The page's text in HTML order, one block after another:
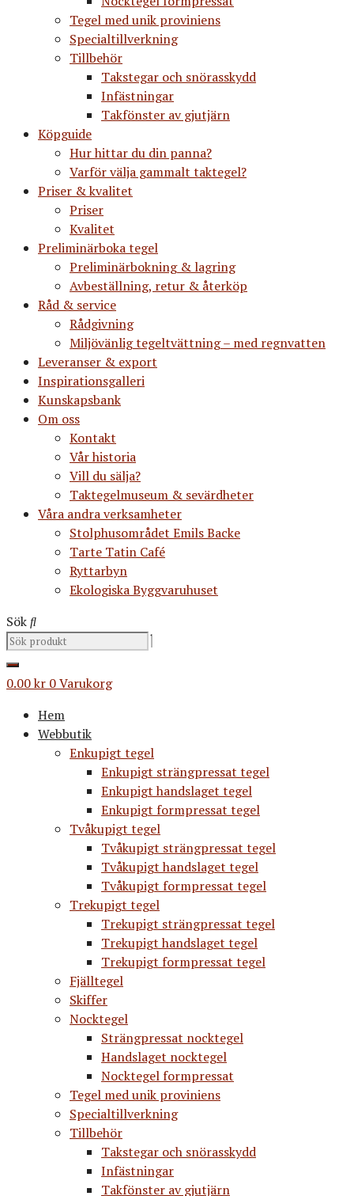
Tegel med unik proviniens
Specialtillverkning
Tillbehör
Takstegar och snörasskydd
Infästningar
Takfönster av gjutjärn
Köpguide
Hur hittar du din panna?
Varför välja gammalt taktegel?
Priser & kvalitet
Priser
Kvalitet
Preliminärboka tegel
Preliminärbokning & lagring
Avbeställning, retur & återköp
Råd & service
Rådgivning
Miljövänlig tegeltvättning – med regnvatten
Leveranser & export
Inspirationsgalleri
Kunskapsbank
Om oss
Kontakt
Vår historia
Vill du sälja?
Taktegelmuseum & sevärdheter
Våra andra verksamheter
Stolphusområdet Emils Backe
Tarte Tatin Café
Ryttarbyn
Ekologiska Byggvaruhuset
Sök
0.00kr 0Varukorg
Hem
Webbutik
Enkupigt tegel
Enkupigt strängpressat tegel
Enkupigt handslaget tegel
Enkupigt formpressat tegel
Tvåkupigt tegel
Tvåkupigt strängpressat tegel
Tvåkupigt handslaget tegel
Tvåkupigt formpressat tegel
Trekupigt tegel
Trekupigt strängpressat tegel
Trekupigt handslaget tegel
Trekupigt formpressat tegel
Fjälltegel
Skiffer
Nocktegel
Strängpressat nocktegel
Handslaget nocktegel
Nocktegel formpressat
Tegel med unik proviniens
Specialtillverkning
Tillbehör
Takstegar och snörasskydd
Infästningar
Takfönster av gjutjärn